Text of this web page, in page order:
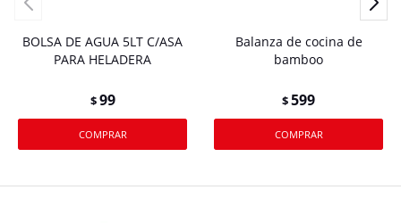
BOLSA DE AGUA 5LT C/ASA
PARA HELADERA
$99
Balanza de cocina de
bamboo
$599